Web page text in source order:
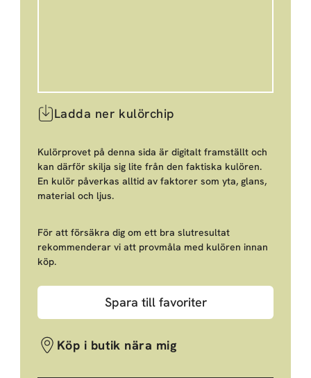
Ladda ner kulörchip
Kulörprovet på denna sida är digitalt framställt och
kan därför skilja sig lite från den faktiska kulören.
En kulör påverkas alltid av faktorer som yta, glans,
material och ljus.
För att försäkra dig om ett bra slutresultat
rekommenderar vi att provmåla med kulören innan
köp.
Spara till favoriter
Köp i butik nära mig